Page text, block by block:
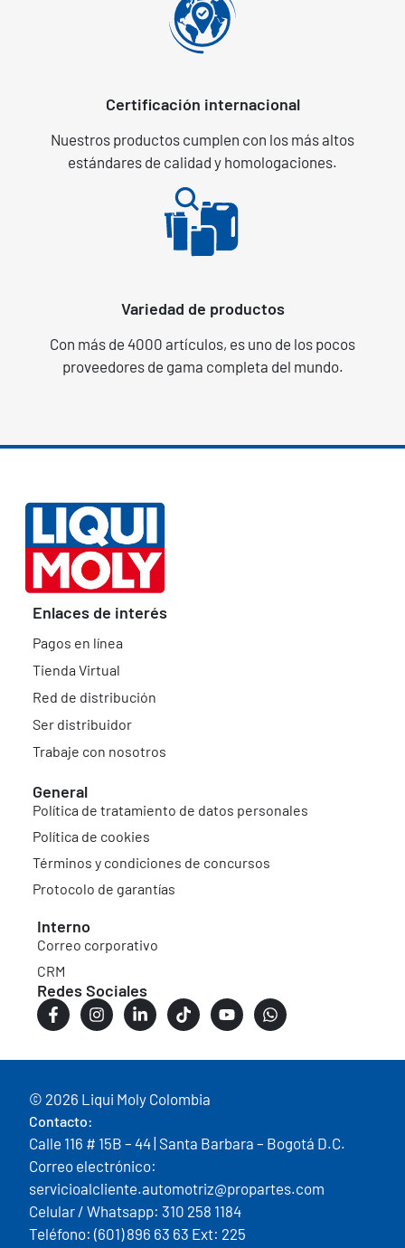
Certificación internacional
Nuestros productos cumplen con los más altos
estándares de calidad y homologaciones.
Variedad de productos
Con más de 4000 artículos, es uno de los pocos
proveedores de gama completa del mundo.
Enlaces de interés
Pagos en línea
Tienda Virtual
Red de distribución
Ser distribuidor
Trabaje con nosotros
General
Política de tratamiento de datos personales
Política de cookies
Términos y condiciones de concursos
Protocolo de garantías
Interno
Correo corporativo
CRM
Redes Sociales
© 2026 Liqui Moly Colombia
Contacto:
Calle 116 # 15B – 44 | Santa Barbara – Bogotá D.C.
Correo electrónico:
servicioalcliente.automotriz@propartes.com
Celular / Whatsapp: 310 258 1184
Teléfono: (601) 896 63 63 Ext: 225